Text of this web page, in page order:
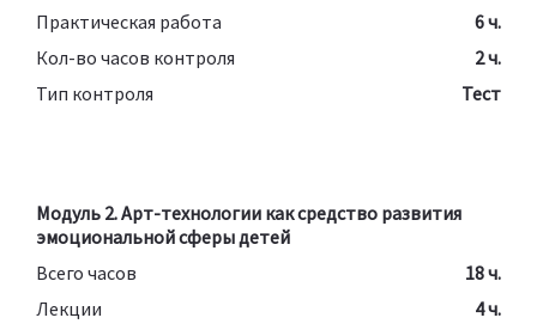
Практическая работа
6 ч.
Кол-во часов контроля
2 ч.
Тип контроля
Тест
Модуль 2. Арт-технологии как средство развития
эмоциональной сферы детей
Всего часов
18 ч.
Лекции
4 ч.